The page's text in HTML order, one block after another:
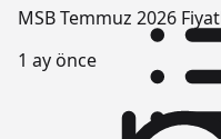
MSB Temmuz 2026
1 ay önce